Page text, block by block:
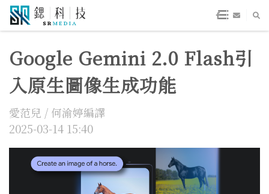
Google Gemini 2.0 Flash引
入原生圖像生成功能
愛范兒 / 何渝婷編譯
2025-03-14 15:40